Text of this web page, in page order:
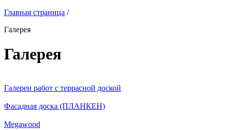
Главная страница /
Галерея
Галерея
Галереи работ с террасной доской
Фасадная доска (ПЛАНКЕН)
Megawood